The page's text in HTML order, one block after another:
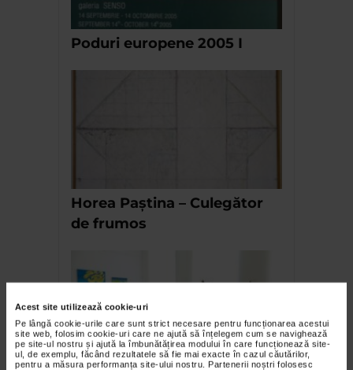
Acest site utilizează cookie-uri
Pe lângă cookie-urile care sunt strict necesare pentru funcționarea acestui
site web, folosim cookie-uri care ne ajută să înțelegem cum se navighează
pe site-ul nostru și ajută la îmbunătățirea modului în care funcționează site-
ul, de exemplu, făcând rezultatele să fie mai exacte în cazul căutărilor,
pentru a măsura performanța site-ului nostru. Partenerii noștri folosesc
Poduri europene 2005 I
Horea Paștina – Culegător
de frumos